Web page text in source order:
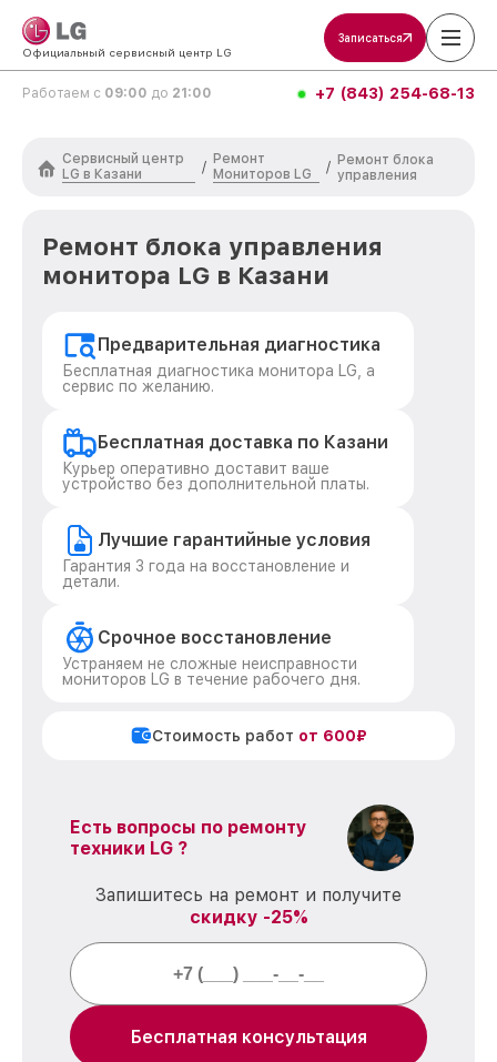
Официальный сервисный центр LG
Записаться
Работаем с 09:00 до 21:00 +7 (843) 254-68-13
Сервисный центр
LG в Казани
/
Ремонт
Мониторов LG
/ Ремонт блока
управления
Ремонт блока управления
монитора LG в Казани
Предварительная диагностика
Бесплатная диагностика монитора LG, а
сервис по желанию.
Бесплатная доставка по Казани
Курьер оперативно доставит ваше
устройство без дополнительной платы.
Лучшие гарантийные условия
Гарантия 3 года на восстановление и
детали.
Срочное восстановление
Устраняем не сложные неисправности
мониторов LG в течение рабочего дня.
Стоимость работ от 600₽
Есть вопросы по ремонту
техники LG ?
Запишитесь на ремонт и получите
скидку -25%
Бесплатная консультация